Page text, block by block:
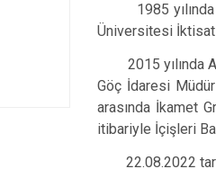
1985 yılında
Üniversitesi
2015 yılında
Göç İdaresi
arasında İkamet
itibariyle İçişleri
22.08.2022 tarih